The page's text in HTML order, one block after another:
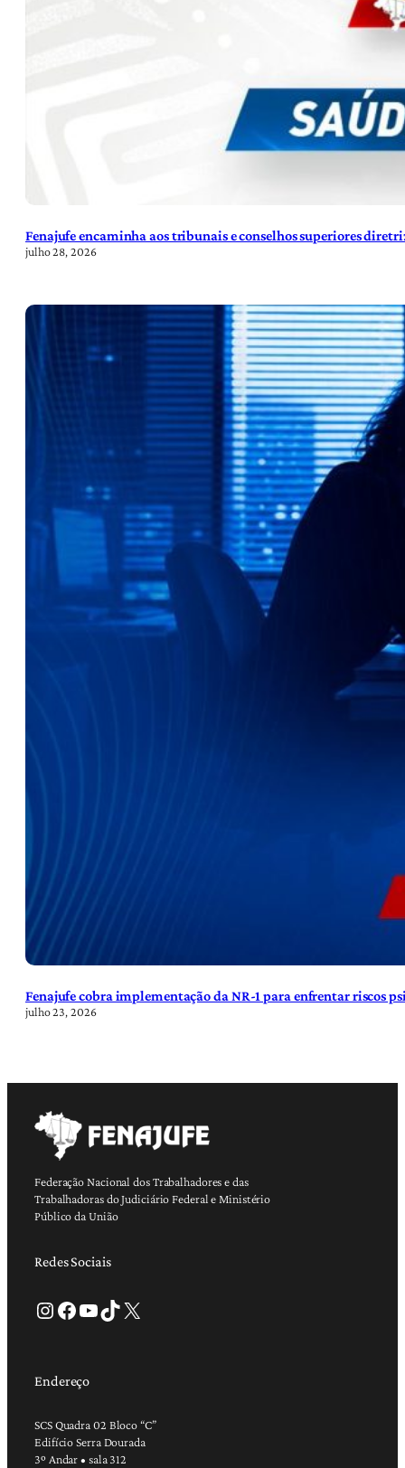
Fenajufe encaminha aos tribunais e conselhos superiores
julho 28, 2026
Fenajufe cobra implementação da NR-1 para enfrentar riscos
julho 23, 2026
Federação Nacional dos Trabalhadores e das
Trabalhadoras do Judiciário Federal e Ministério
Público da União
Redes Sociais
Instagram Facebook Youtube TikTok X
Endereço
SCS Quadra 02 Bloco “C”
Edifício Serra Dourada
3º Andar • sala 312